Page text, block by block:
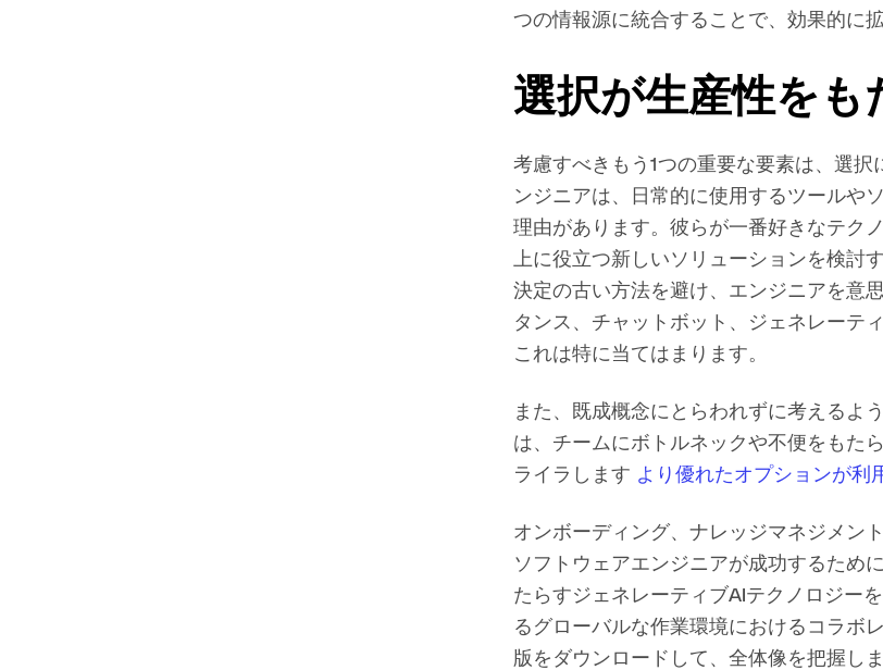
つの情報源に統合することで、効果的に
選択が生産性をも
考慮すべきもう1つの重要な要素は、選
ンジニアは、日常的に使用するツールや
理由があります。彼らが一番好きなテク
上に役立つ新しいソリューションを検討
決定の古い方法を避け、エンジニアを意
タンス、チャットボット、ジェネレーテ
これは特に当てはまります。
また、既成概念にとらわれずに考えるよ
は、チームにボトルネックや不便をもた
ライラします より優れたオプションが利
オンボーディング、ナレッジマネジメン
ソフトウェアエンジニアが成功するため
たらすジェネレーティブAIテクノロジー
るグローバルな作業環境におけるコラボ
版をダウンロードして、全体像を把握し